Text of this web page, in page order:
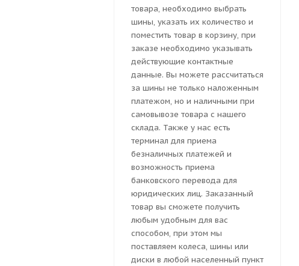
товара, необходимо выбрать
шины, указать их количество и
поместить товар в корзину, при
заказе необходимо указывать
действующие контактные
данные. Вы можете рассчитаться
за шины не только наложенным
платежом, но и наличными при
самовывозе товара с нашего
склада. Также у нас есть
терминал для приема
безналичных платежей и
возможность приема
банковского перевода для
юридических лиц. Заказанный
товар вы сможете получить
любым удобным для вас
способом, при этом мы
поставляем колеса, шины или
диски в любой населенный пункт